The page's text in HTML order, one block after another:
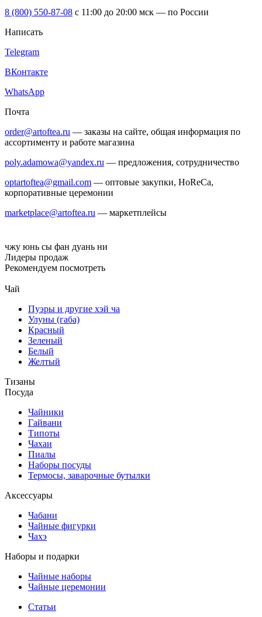
8 (800) 550-87-08 c 11:00 до 20:00 мск — по России
Написать
Telegram
ВКонтакте
WhatsApp
Почта
order@artoftea.ru — заказы на сайте, общая информация по
ассортименту и работе магазина
poly.adamowa@yandex.ru — предложения, сотрудничество
optartoftea@gmail.com — оптовые закупки, HoReCa,
корпоративные церемонии
marketplace@artoftea.ru — маркетплейсы
чжу юнь сы фан дуань ни
Лидеры продаж
Рекомендуем посмотреть
Чай
Пуэры и другие хэй ча
Улуны (габа)
Красный
Зеленый
Белый
Желтый
Тизаны
Посуда
Чайники
Гайвани
Типоты
Чахаи
Пиалы
Наборы посуды
Термосы, заварочные бутылки
Аксессуары
Чабани
Чайные фигурки
Чахэ
Наборы и подарки
Чайные наборы
Чайные церемонии
Статьи